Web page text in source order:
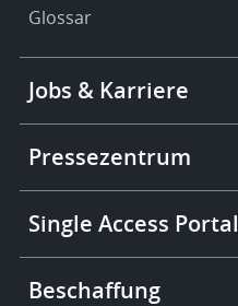
Glossar
More
links
Jobs & Karriere
Pressezentrum
Single Access Portal
Beschaffung